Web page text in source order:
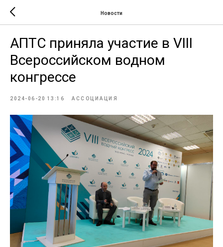
Новости
АПТС приняла участие в VIII
Всероссийском водном
конгрессе
2024-06-20 13:16 АССОЦИАЦИЯ